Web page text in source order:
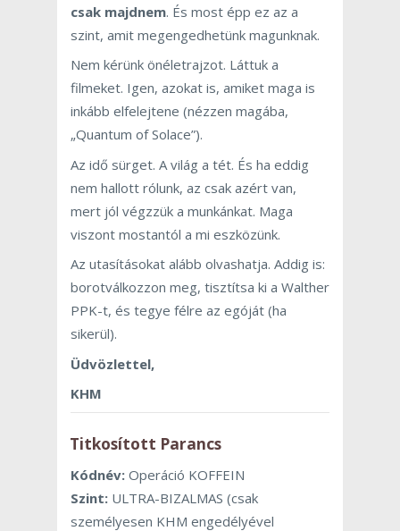
csak majdnem. És most épp ez az a
szint, amit megengedhetünk magunknak.
Nem kérünk önéletrajzot. Láttuk a
filmeket. Igen, azokat is, amiket maga is
inkább elfelejtene (nézzen magába,
„Quantum of Solace”).
Az idő sürget. A világ a tét. És ha eddig
nem hallott rólunk, az csak azért van,
mert jól végzzük a munkánkat. Maga
viszont mostantól a mi eszközünk.
Az utasításokat alább olvashatja. Addig is:
borotválkozzon meg, tisztítsa ki a Walther
PPK-t, és tegye félre az egóját (ha
sikerül).
Üdvözlettel,
KHM
Titkosított Parancs
Kódnév: Operáció KOFFEIN
Szint: ULTRA-BIZALMAS (csak
személyesen KHM engedélyével